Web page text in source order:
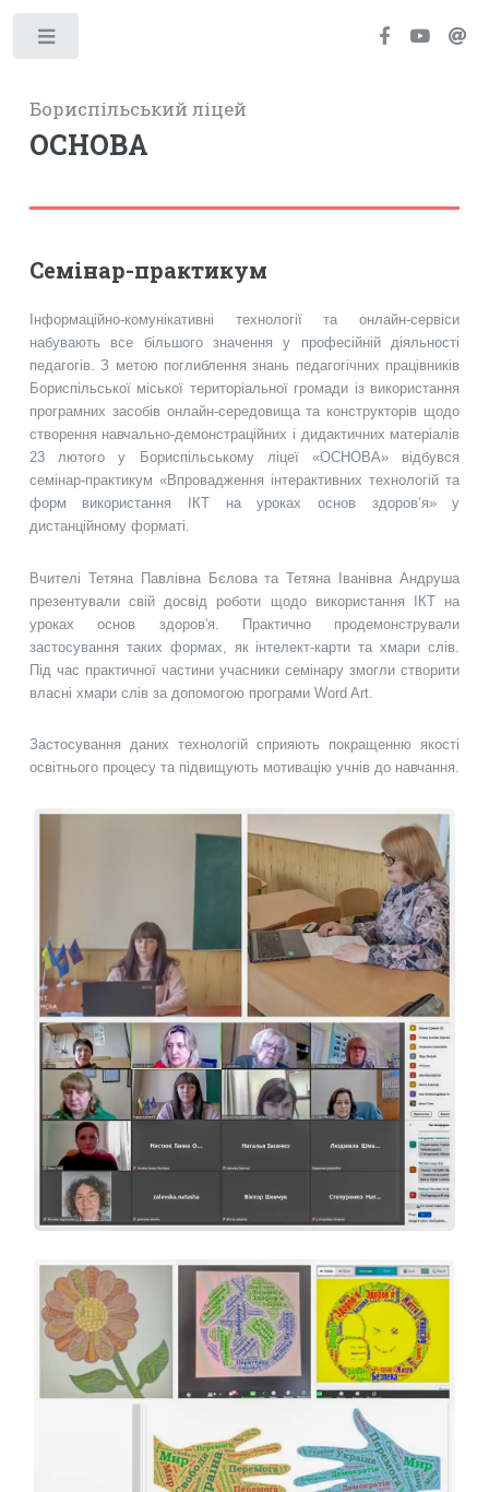
Бориспільський ліцей
ОСНОВА
Семінар-практикум
Інформаційно-комунікативні технології та онлайн-сервіси
набувають все більшого значення у професійній діяльності
педагогів. З метою поглиблення знань педагогічних працівників
Бориспільської міської територіальної громади із використання
програмних засобів онлайн-середовища та конструкторів щодо
створення навчально-демонстраційних і дидактичних матеріалів
23 лютого у Бориспільському ліцеї «ОСНОВА» відбувся
семінар-практикум «Впровадження інтерактивних технологій та
форм використання ІКТ на уроках основ здоров’я» у
дистанційному форматі.
Вчителі Тетяна Павлівна Бєлова та Тетяна Іванівна Андруша
презентували свій досвід роботи щодо використання ІКТ на
уроках основ здоров'я. Практично продемонстрували
застосування таких формах, як інтелект-карти та хмари слів.
Під час практичної частини учасники семінару змогли створити
власні хмари слів за допомогою програми Word Art.
Застосування даних технологій сприяють покращенню якості
освітнього процесу та підвищують мотивацію учнів до навчання.